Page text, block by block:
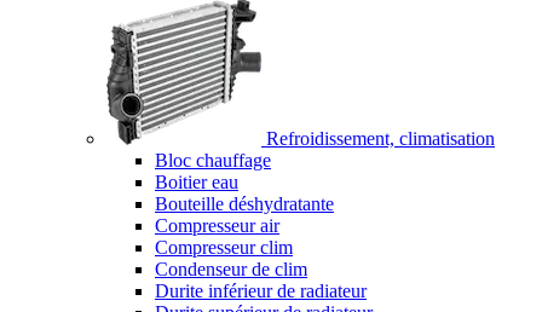
Refroidissement, climatisation
Bloc chauffage
Boitier eau
Bouteille déshydratante
Compresseur air
Compresseur clim
Condenseur de clim
Durite inférieur de radiateur